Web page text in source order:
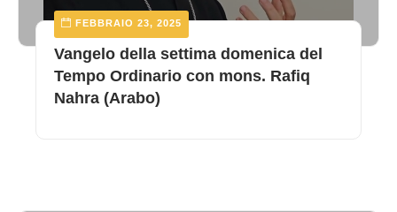
FEBBRAIO 23, 2025
Vangelo della settima domenica del
Tempo Ordinario con mons. Rafiq
Nahra (Arabo)